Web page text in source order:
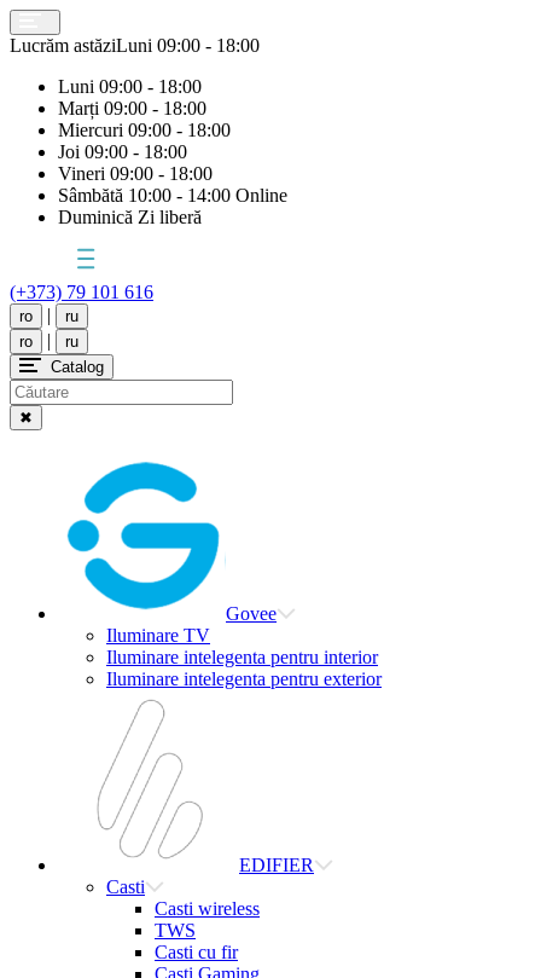
Lucrăm astăziLuni 09:00 - 18:00
Luni 09:00 - 18:00
Marți 09:00 - 18:00
Miercuri 09:00 - 18:00
Joi 09:00 - 18:00
Vineri 09:00 - 18:00
Sâmbătă 10:00 - 14:00 Online
Duminică Zi liberă
(+373) 79 101 616
ro |
ru
ro
|
ru
Catalog
✖
Govee
Iluminare TV
Iluminare intelegenta pentru interior
Iluminare intelegenta pentru exterior
EDIFIER
Casti
Casti wireless
TWS
Casti cu fir
Casti Gaming